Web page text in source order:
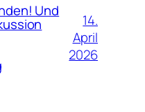
Und
14.
April
2026